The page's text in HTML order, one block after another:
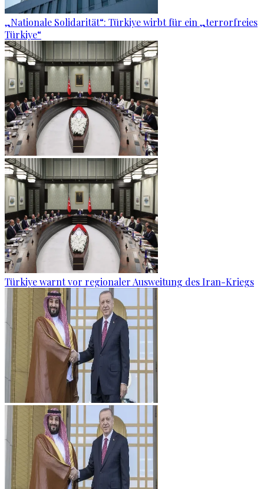
„Nationale Solidarität“: Türkiye wirbt für ein „terrorfreies
Türkiye“
Türkiye warnt vor regionaler Ausweitung des Iran-Kriegs